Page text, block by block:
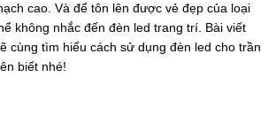
cao. Và để tôn lên được vẻ đẹp của loại
không nhắc đến đèn led trang trí. Bài viết
cùng tìm hiểu cách sử dụng đèn led cho trần
biết nhé!